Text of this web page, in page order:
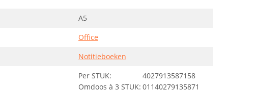
A5
Office
Notitieboeken
Per STUK:
4027913587158
Omdoos à 3 STUK: 01140279135871